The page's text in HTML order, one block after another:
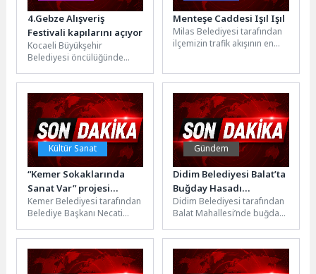
4.Gebze Alışveriş
Festivali kapılarını açıyor
Kocaeli Büyükşehir
Belediyesi öncülüğünde
Festivali’nin Gebze ayağı
başlıyor. Giyimden
ayakkabıya, ev tekstilinden
kırtasiyeye...
Menteşe Caddesi Işıl Işıl
Milas Belediyesi tarafından
ilçemizin trafik akışının en
Kültür Sanat
“Kemer Sokaklarında
Sanat Var” projesi
başlıyor
Kemer Belediyesi tarafından
Belediye Başkanı Necati
hayata geçirilecek olan
“Kemer Sokaklarında Sanat
Var”...
Gündem
Didim Belediyesi Balat’ta
Buğday Hasadı
Gerçekleştirdi
Didim Belediyesi tarafından
Balat Mahallesi’nde buğday
Üretimi destekleyen
çalışmalar kapsamında
yürütülen hasat,